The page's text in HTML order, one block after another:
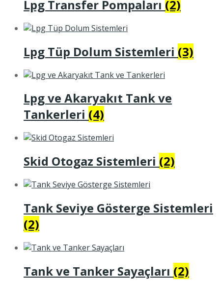
Lpg Transfer Pompaları (2)
Lpg Tüp Dolum Sistemleri (3)
Lpg ve Akaryakıt Tank ve
Tankerleri (4)
Skid Otogaz Sistemleri (2)
Tank Seviye Gösterge Sistemleri
(2)
Tank ve Tanker Sayaçları (2)